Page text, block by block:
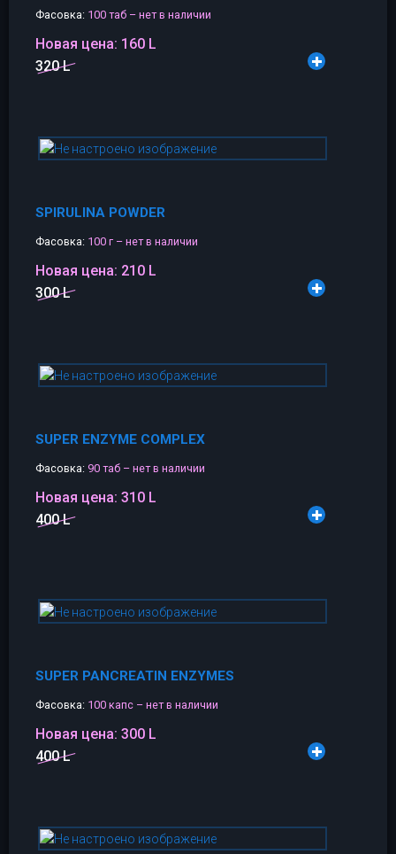
Фасовка: 100 таб – нет в наличии
Новая цена: 160 L
320 L
SPIRULINA POWDER
Фасовка: 100 г – нет в наличии
Новая цена: 210 L
300 L
SUPER ENZYME COMPLEX
Фасовка: 90 таб – нет в наличии
Новая цена: 310 L
400 L
SUPER PANCREATIN ENZYMES
Фасовка: 100 капс – нет в наличии
Новая цена: 300 L
400 L